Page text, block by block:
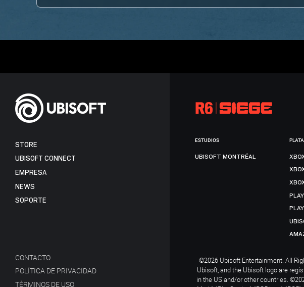
STORE
UBISOFT CONNECT
EMPRESA
NEWS
SOPORTE
CONTACTO
POLÍTICA DE PRIVACIDAD
TÉRMINOS DE USO
ESTUDIOS
UBISOFT MONTRÉAL
©2026 Ubisoft Entertainment. All
Ubisoft, and the Ubisoft logo are
in the US and/or other countries.